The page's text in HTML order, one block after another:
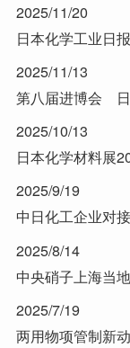
2025/11/20
日本化学工业日
2025/11/13
第八届进博会
2025/10/13
日本化学材料展
2025/9/19
中日化工企业对
2025/8/14
中央硝子上海当
2025/7/19
两用物项管制新